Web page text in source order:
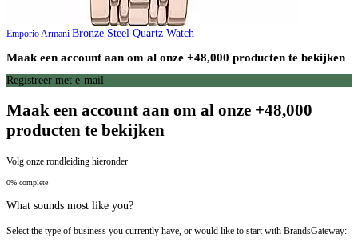
Emporio Armani Bronze Steel Quartz Watch
Maak een account aan om al onze +48,000 producten te bekijken
Registreer met e-mail
Maak een account aan om al onze +48,000
producten te bekijken
Volg onze rondleiding hieronder
0% complete
What sounds most like you?
Select the type of business you currently have, or would like to start with BrandsGateway: